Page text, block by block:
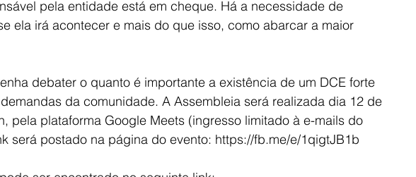
pela entidade está em cheque. Há a necessidade de
ela irá acontecer e mais do que isso, como abarcar a maior
debater o quanto é importante a existência de um DCE forte
da comunidade. A Assembleia será realizada dia 12 de
pela plataforma Google Meets (ingresso limitado à e-mails do
será postado na página do evento: https://fb.me/e/1qigtJB1b